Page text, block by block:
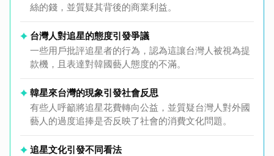
絲的錢，並質疑其背後的商業利益。
台灣人對追星的態度引發爭議
一些用戶批評追星者的行為，認為這讓台灣人被視為提
款機，且表達對韓國藝人態度的不滿。
韓星來台灣的現象引發社會反思
有些人呼籲將追星花費轉向公益，並質疑台灣人對外國
藝人的過度追捧是否反映了社會的消費文化問題。
追星文化引發不同看法